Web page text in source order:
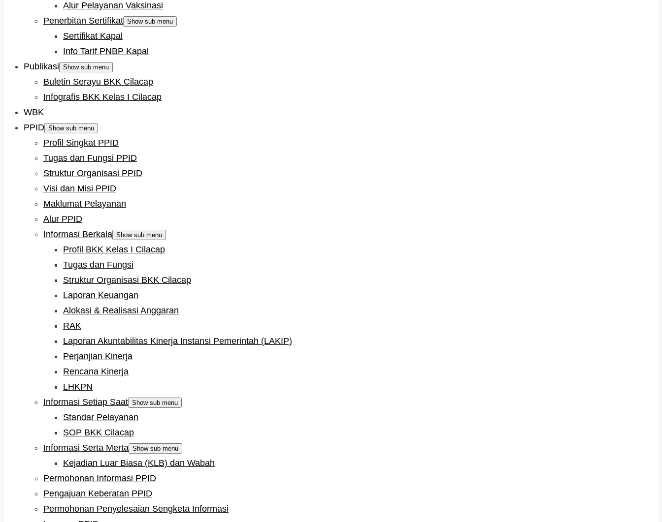
Alur Pelayanan Vaksinasi
Penerbitan Sertifikat Show sub menu
Sertifikat Kapal
Info Tarif PNBP Kapal
Publikasi Show sub menu
Buletin Serayu BKK Cilacap
Infografis BKK Kelas I Cilacap
WBK
PPID Show sub menu
Profil Singkat PPID
Tugas dan Fungsi PPID
Struktur Organisasi PPID
Visi dan Misi PPID
Maklumat Pelayanan
Alur PPID
Informasi Berkala Show sub menu
Profil BKK Kelas I Cilacap
Tugas dan Fungsi
Struktur Organisasi BKK Cilacap
Laporan Keuangan
Alokasi & Realisasi Anggaran
RAK
Laporan Akuntabilitas Kinerja Instansi Pemerintah (LAKIP)
Perjanjian Kinerja
Rencana Kinerja
LHKPN
Informasi Setiap Saat Show sub menu
Standar Pelayanan
SOP BKK Cilacap
Informasi Serta Merta Show sub menu
Kejadian Luar Biasa (KLB) dan Wabah
Permohonan Informasi PPID
Pengajuan Keberatan PPID
Permohonan Penyelesaian Sengketa Informasi